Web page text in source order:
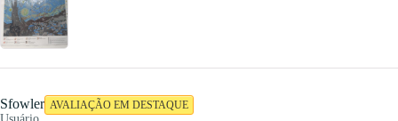
Sfowler AVALIAÇÃO EM DESTAQUE